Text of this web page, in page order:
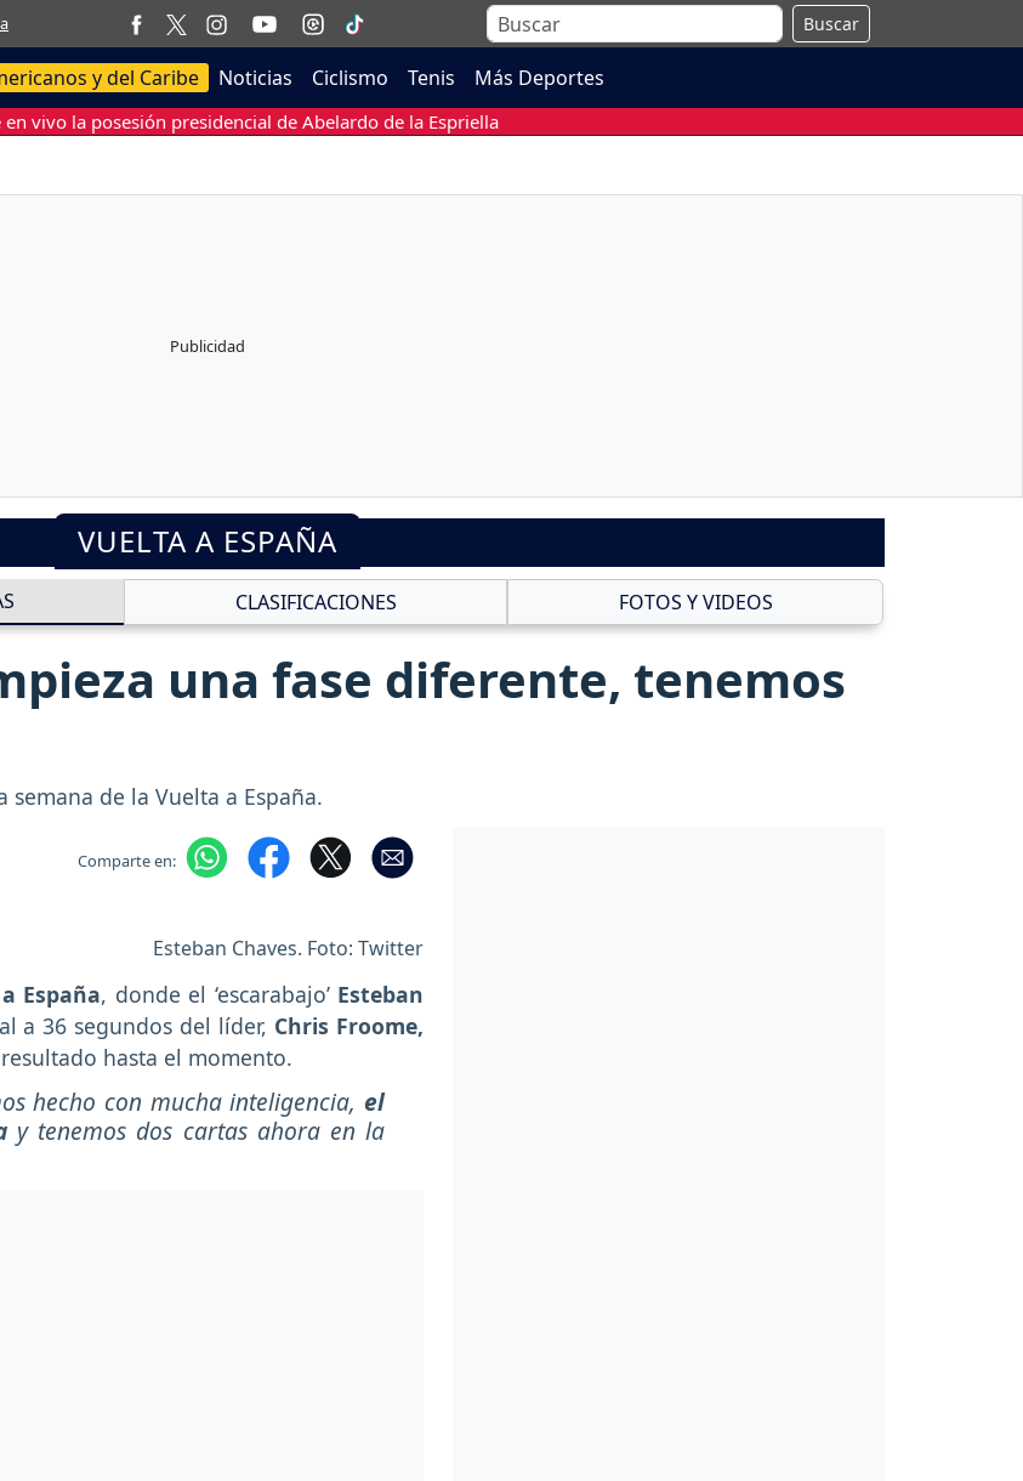
Buscar
y del Caribe Noticias Ciclismo Tenis Más Deportes
en vivo la posesión presidencial de Abelardo de la Espriella
VUELTA A ESPAÑA
CLASIFICACIONES FOTOS Y VIDEOS
una fase diferente, tenemos
semana de la Vuelta a España.
Comparte en:
Esteban Chaves. Foto: Twitter
España, donde el ‘escarabajo’ Esteban
a 36 segundos del líder, Chris Froome,
hasta el momento.
hecho con mucha inteligencia, el
y tenemos dos cartas ahora en la